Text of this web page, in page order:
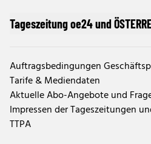
Tageszeitung oe24 und
Auftragsbedingungen
Tarife & Mediendaten
Aktuelle Abo-Angebote und
Impressen der Tageszeitungen
TTPA